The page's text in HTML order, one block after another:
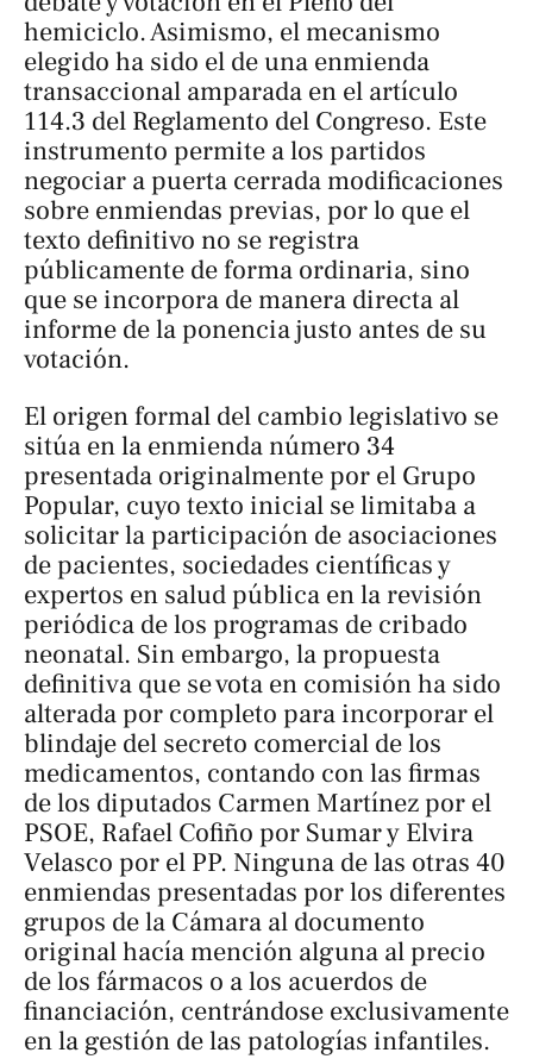
hemiciclo. Asimismo, el mecanismo
elegido ha sido el de una enmienda
transaccional amparada en el artículo
114.3 del Reglamento del Congreso. Este
instrumento permite a los partidos
negociar a puerta cerrada modificaciones
sobre enmiendas previas, por lo que el
texto definitivo no se registra
públicamente de forma ordinaria, sino
que se incorpora de manera directa al
informe de la ponencia justo antes de su
votación.
El origen formal del cambio legislativo se
sitúa en la enmienda número 34
presentada originalmente por el Grupo
Popular, cuyo texto inicial se limitaba a
solicitar la participación de asociaciones
de pacientes, sociedades científicas y
expertos en salud pública en la revisión
periódica de los programas de cribado
neonatal. Sin embargo, la propuesta
definitiva que se vota en comisión ha sido
alterada por completo para incorporar el
blindaje del secreto comercial de los
medicamentos, contando con las firmas
de los diputados Carmen Martínez por el
PSOE, Rafael Cofiño por Sumar y Elvira
Velasco por el PP. Ninguna de las otras 40
enmiendas presentadas por los diferentes
grupos de la Cámara al documento
original hacía mención alguna al precio
de los fármacos o a los acuerdos de
financiación, centrándose exclusivamente
en la gestión de las patologías infantiles.